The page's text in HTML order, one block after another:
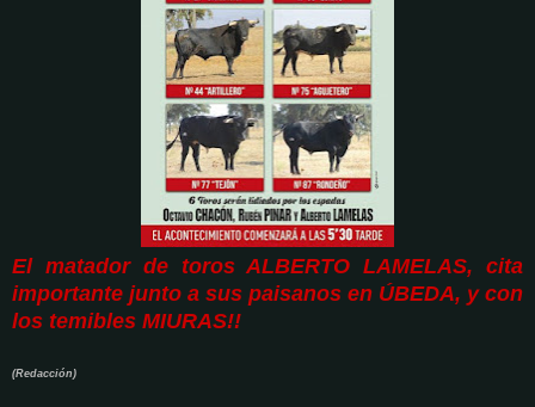
El matador de toros ALBERTO LAMELAS, cita
importante junto a sus paisanos en ÚBEDA, y con
los temibles MIURAS!!
(Redacción)